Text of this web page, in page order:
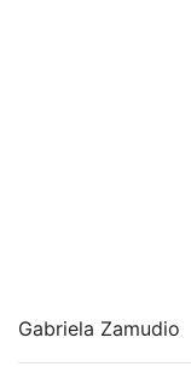
Gabriela Zamudio